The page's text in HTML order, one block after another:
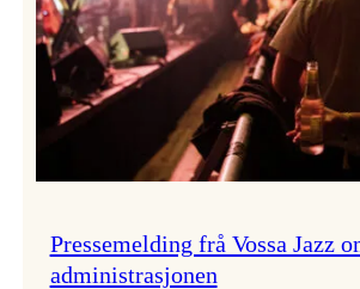
Pressemelding frå Vossa Jazz
administrasjonen